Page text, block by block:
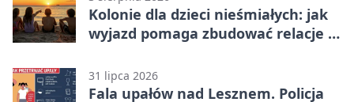
Kolonie dla dzieci nieśmiałych: jak
wyjazd pomaga zbudować relacje z
31 lipca 2026
Fala upałów nad Lesznem. Policja